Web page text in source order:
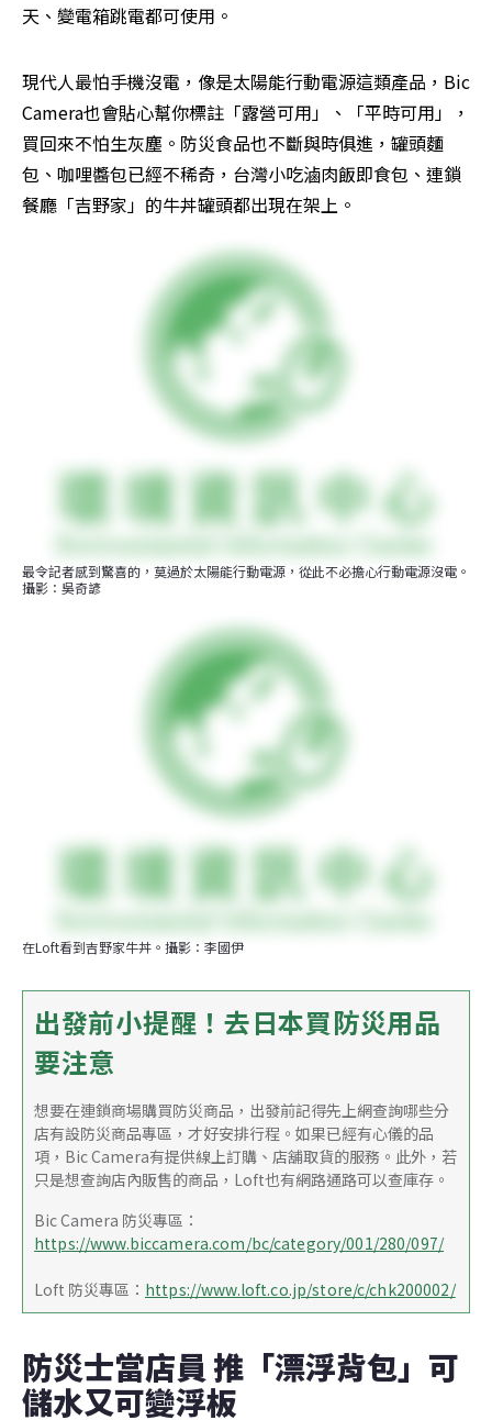
天、變電箱跳電都可使用。
現代人最怕手機沒電，像是太陽能行動電源這類產品，Bic
Camera也會貼心幫你標註「露營可用」、「平時可用」，
買回來不怕生灰塵。防災食品也不斷與時俱進，罐頭麵
包、咖哩醬包已經不稀奇，台灣小吃滷肉飯即食包、連鎖
餐廳「吉野家」的牛丼罐頭都出現在架上。
最令記者感到驚喜的，莫過於太陽能行動電源，從此不必擔心行動電源沒電。
攝影：吳奇諺
在Loft看到吉野家牛丼。攝影：李國伊
出發前小提醒！去日本買防災用品
要注意
想要在連鎖商場購買防災商品，出發前記得先上網查詢哪些分
店有設防災商品專區，才好安排行程。如果已經有心儀的品
項，Bic Camera有提供線上訂購、店舖取貨的服務。此外，若
只是想查詢店內販售的商品，Loft也有網路通路可以查庫存。
Bic Camera 防災專區：
https://www.biccamera.com/bc/category/001/280/097/
Loft 防災專區： https://www.loft.co.jp/store/c/chk200002/
防災士當店員 推「漂浮背包」可
儲水又可變浮板